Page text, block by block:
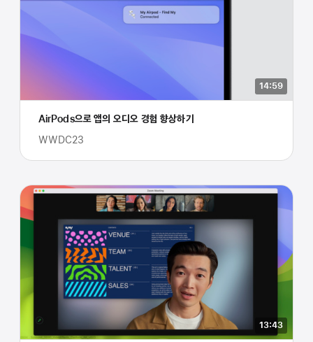
14:59
AirPods으로 앱의 오디오 경험 향상하기
WWDC23
13:43